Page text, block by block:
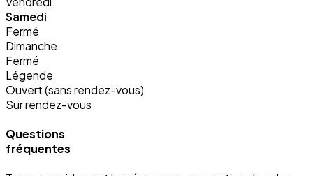
Samedi
Fermé
Dimanche
Fermé
Légende
Ouvert (sans rendez-vous)
Sur rendez-vous
Questions
fréquentes